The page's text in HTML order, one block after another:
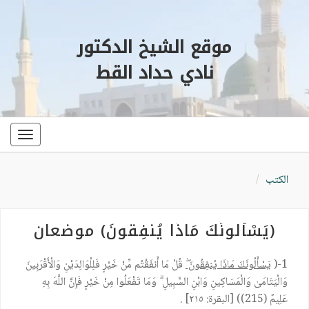
موقع الشيخ الدكتور
نادي حداد القط
الكتب
(يَسْأَلُونَكَ مَاذَا يُنفِقُونَ) موضعان
1-( يَسْأَلُونَكَ مَاذَا يُنفِقُونَقُلْ مَا أَنفَقْتُم مِّنْ خَيْرٍ فَلِلْوَالِدَيْنِ وَالْأَقْرَبِينَ
وَالْيَتَامَىٰ وَالْمَسَاكِينِ وَابْنِ السَّبِيلِ ۗ وَمَا تَفْعَلُوا مِنْ خَيْرٍ فَإِنَّ اللَّهَ بِهِ
عَلِيمٌ (215)) [البقرة: ٢١٥] .